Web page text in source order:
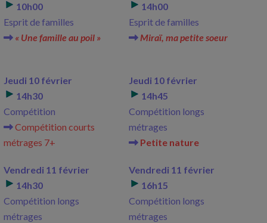
10h00
Esprit de familles
« Une famille au poil »
14h00
Esprit de familles
Miraï, ma petite soeur
Jeudi 10 février
14h30
Compétition
Compétition courts
métrages 7+
Jeudi 10 février
14h45
Compétition longs
métrages
Petite nature
Vendredi 11 février
14h30
Compétition longs
métrages
Vendredi 11 février
16h15
Compétition longs
métrages